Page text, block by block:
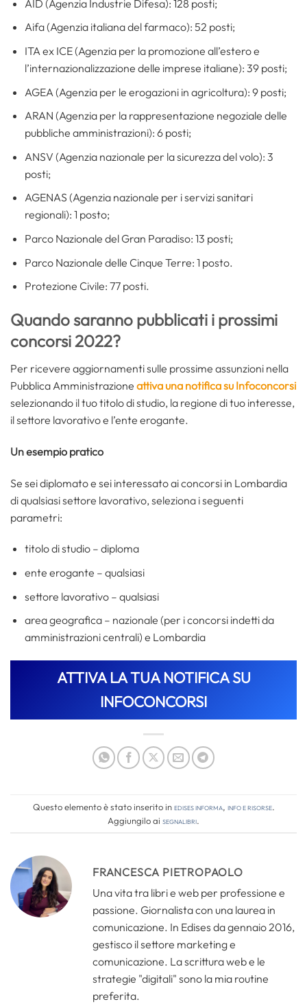
AID (Agenzia Industrie Difesa): 128 posti;
Aifa (Agenzia italiana del farmaco): 52 posti;
ITA ex ICE (Agenzia per la promozione all’estero e
l’internazionalizzazione delle imprese italiane): 39 posti;
AGEA (Agenzia per le erogazioni in agricoltura): 9 posti;
ARAN (Agenzia per la rappresentazione negoziale delle
pubbliche amministrazioni): 6 posti;
ANSV (Agenzia nazionale per la sicurezza del volo): 3
posti;
AGENAS (Agenzia nazionale per i servizi sanitari
regionali): 1 posto;
Parco Nazionale del Gran Paradiso: 13 posti;
Parco Nazionale delle Cinque Terre: 1 posto.
Protezione Civile: 77 posti.
Quando saranno pubblicati i prossimi
concorsi 2022?
Per ricevere aggiornamenti sulle prossime assunzioni nella
Pubblica Amministrazione attiva una notifica su Infoconcorsi
selezionando il tuo titolo di studio, la regione di tuo interesse,
il settore lavorativo e l’ente erogante.
Un esempio pratico
Se sei diplomato e sei interessato ai concorsi in Lombardia
di qualsiasi settore lavorativo, seleziona i seguenti
parametri:
titolo di studio – diploma
ente erogante – qualsiasi
settore lavorativo – qualsiasi
area geografica – nazionale (per i concorsi indetti da
amministrazioni centrali) e Lombardia
ATTIVA LA TUA NOTIFICA SU
INFOCONCORSI
Questo elemento è stato inserito inEdises informa, Info e risorse.
Aggiungilo ai segnalibri.
FRANCESCA PIETROPAOLO
Una vita tra libri e web per professione e
passione. Giornalista con una laurea in
comunicazione. In Edises da gennaio 2016,
gestisco il settore marketing e
comunicazione. La scrittura web e le
strategie "digitali" sono la mia routine
preferita.